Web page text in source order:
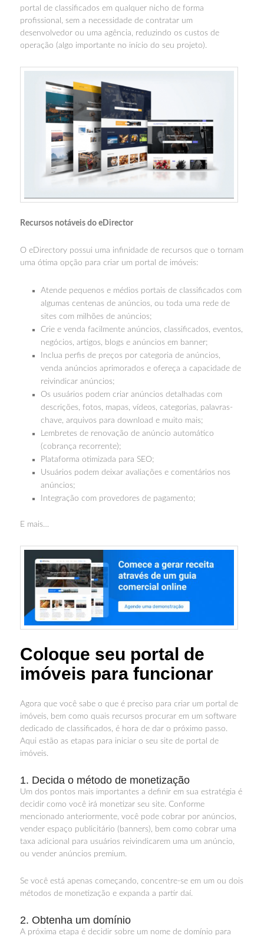
portal de classificados em qualquer nicho de forma
profissional, sem a necessidade de contratar um
desenvolvedor ou uma agência, reduzindo os custos de
operação (algo importante no início do seu projeto).
Recursos notáveis ​​do eDirector
O eDirectory possui uma infinidade de recursos que o tornam
uma ótima opção para criar um portal de imóveis:
Atende pequenos e médios portais de classificados com
algumas centenas de anúncios, ou toda uma rede de
sites com milhões de anúncios;
Crie e venda facilmente anúncios, classificados, eventos,
negócios, artigos, blogs e anúncios em banner;
Inclua perfis de preços por categoria de anúncios,
venda anúncios aprimorados e ofereça a capacidade de
reivindicar anúncios;
Os usuários podem criar anúncios detalhadas com
descrições, fotos, mapas, vídeos, categorias, palavras-
chave, arquivos para download e muito mais;
Lembretes de renovação de anúncio automático
(cobrança recorrente);
Plataforma otimizada para SEO;
Usuários podem deixar avaliações e comentários nos
anúncios;
Integração com provedores de pagamento;
E mais…
Coloque seu portal de
imóveis para funcionar
Agora que você sabe o que é preciso para criar um portal de
imóveis, bem como quais recursos procurar em um software
dedicado de classificados, é hora de dar o próximo passo.
Aqui estão as etapas para iniciar o seu site de portal de
imóveis.
1. Decida o método de monetização
Um dos pontos mais importantes a definir em sua estratégia é
decidir como você irá monetizar seu site. Conforme
mencionado anteriormente, você pode cobrar por anúncios,
vender espaço publicitário (banners), bem como cobrar uma
taxa adicional para usuários reivindicarem uma um anúncio,
ou vender anúncios premium.
Se você está apenas começando, concentre-se em um ou dois
métodos de monetização e expanda a partir daí.
2. Obtenha um domínio
A próxima etapa é decidir sobre um nome de domínio para